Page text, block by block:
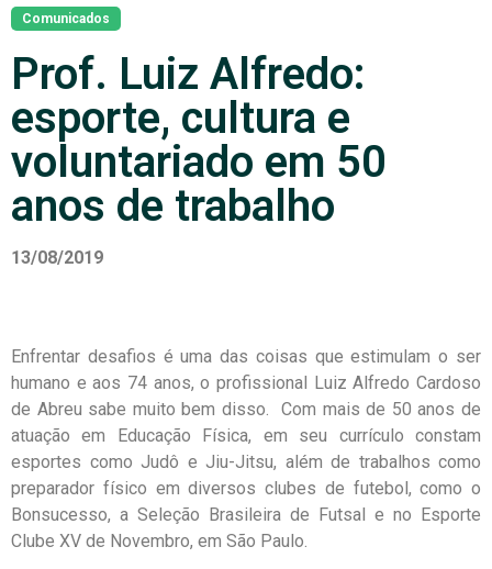
Comunicados
Prof. Luiz Alfredo:
esporte, cultura e
voluntariado em 50
anos de trabalho
13/08/2019
Enfrentar desafios é uma das coisas que estimulam o ser
humano e aos 74 anos, o profissional Luiz Alfredo Cardoso
de Abreu sabe muito bem disso. Com mais de 50 anos de
atuação em Educação Física, em seu currículo constam
esportes como Judô e Jiu-Jitsu, além de trabalhos como
preparador físico em diversos clubes de futebol, como o
Bonsucesso, a Seleção Brasileira de Futsal e no Esporte
Clube XV de Novembro, em São Paulo.